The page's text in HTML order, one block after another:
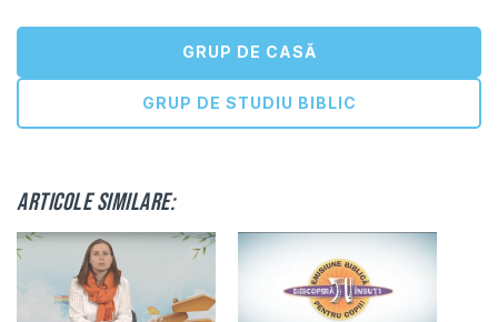
GRUP DE CASĂ
GRUP DE STUDIU BIBLIC
Articole similare: